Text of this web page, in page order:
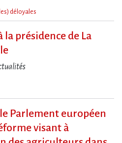
déloyales
la présidence de La
le Parlement européen
visant à